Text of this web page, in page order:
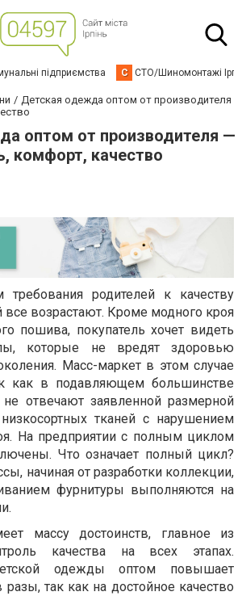
підприємства С СТО/Шиномонтажі
Детская одежда оптом от производителя
оптом от производителя —
комфорт, качество
родителей к качеству
возрастают. Кроме модного кроя
пошива, покупатель хочет видеть
которые не вредят здоровью
Масс-маркет в этом случае
как в подавляющем большинстве
отвечают заявленной размерной
тканей с нарушением
На предприятии с полным циклом
Что означает полный цикл?
начиная от разработки коллекции,
фурнитуры выполняются на
массу достоинств, главное из
качества на всех этапах.
одежды оптом повышает
разы, так как на достойное качество